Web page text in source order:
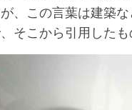
、この言葉は建築
そこから引用した